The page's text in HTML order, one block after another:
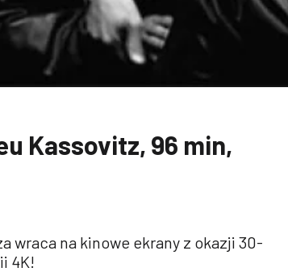
Kassovitz, 96 min,
wraca na kinowe ekrany z okazji 30-
4K!